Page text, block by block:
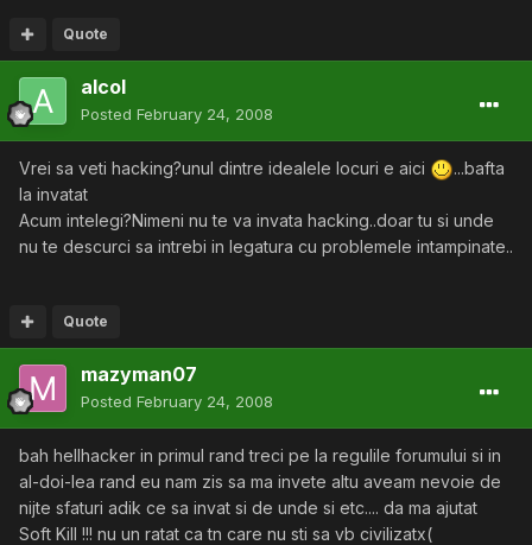
Quote
alcol
Posted February 24, 2008
Vrei sa veti hacking?unul dintre idealele locuri e aici
...bafta
la invatat
Acum intelegi?Nimeni nu te va invata hacking..doar tu si unde
nu te descurci sa intrebi in legatura cu problemele intampinate..
Quote
mazyman07
Posted February 24, 2008
bah hellhacker in primul rand treci pe la regulile forumului si in
al-doi-lea rand eu nam zis sa ma invete altu aveam nevoie de
nijte sfaturi adik ce sa invat si de unde si etc.... da ma ajutat
Soft Kill !!! nu un ratat ca tn care nu sti sa vb civilizatx(